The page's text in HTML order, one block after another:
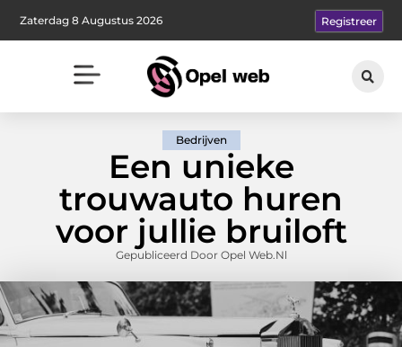
Zaterdag 8 Augustus 2026 Registreer
Bedrijven
Een unieke
trouwauto huren
voor jullie bruiloft
Gepubliceerd Door Opel Web.nl